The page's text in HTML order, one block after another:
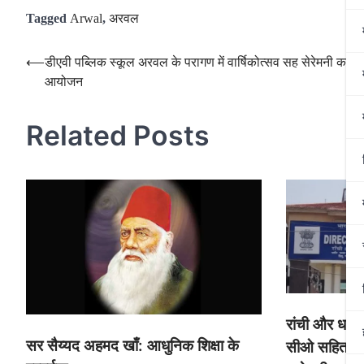
Tagged Arwal, अरवल
Post
navigation
⟵डीएवी पब्लिक स्कूल अरवल के परागण में वार्षिकोत्सव सह सेरेमनी
आयोजन
Related Posts
सर सैय्यद अहमद खाँ: आधुनिक शिक्षा के
रांची और
सीओ सहित